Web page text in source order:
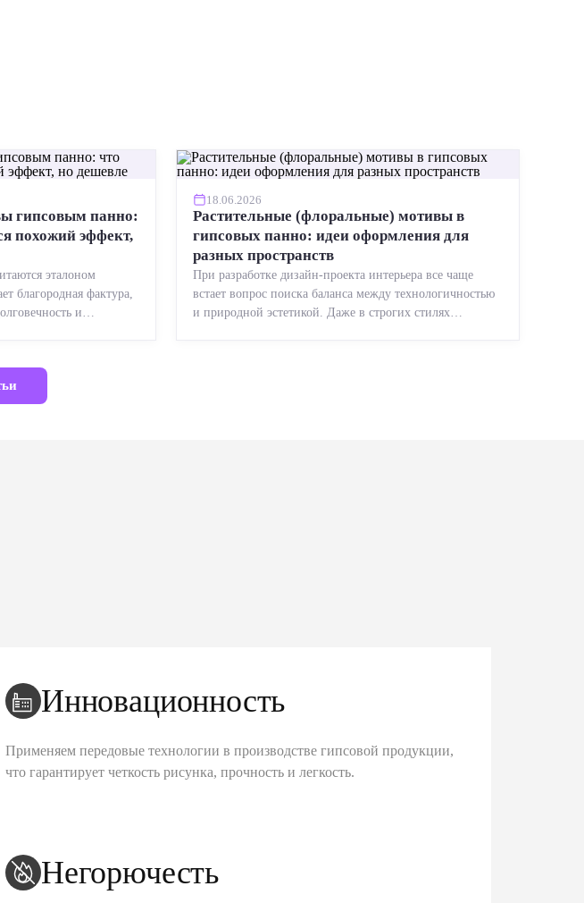
гипсовым панно:
похожий эффект,
эталоном
благородная фактура,
и
18.06.2026
Растительные (флоральные) мотивы в
гипсовых панно: идеи оформления для
разных пространств
При разработке дизайн-проекта интерьера все чаще
встает вопрос поиска баланса между технологичностью
и природной эстетикой. Даже в строгих стилях
Инновационность
Применяем передовые технологии в производстве гипсовой продукции,
что гарантирует четкость рисунка, прочность и легкость.
Негорючесть